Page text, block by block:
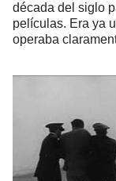
década del siglo
películas. Era ya
operaba